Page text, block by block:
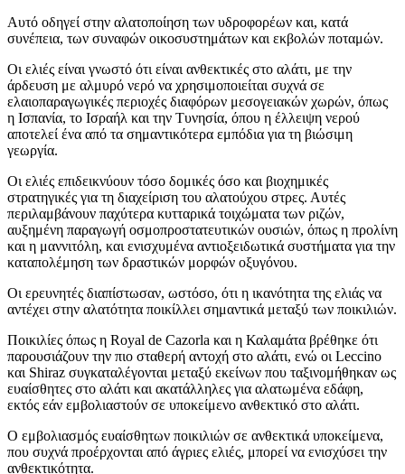
Αυτό οδηγεί στην αλατοποίηση των υδροφορέων και, κατά
συνέπεια, των συναφών οικοσυστημάτων και εκβολών ποταμών.
Οι ελιές είναι γνωστό ότι είναι ανθεκτικές στο αλάτι, με την
άρδευση με αλμυρό νερό να χρησιμοποιείται συχνά σε
ελαιοπαραγωγικές περιοχές διαφόρων μεσογειακών χωρών, όπως
η Ισπανία, το Ισραήλ και την Τυνησία, όπου η έλλειψη νερού
αποτελεί ένα από τα σημαντικότερα εμπόδια για τη βιώσιμη
γεωργία.
Οι ελιές επιδεικνύουν τόσο δομικές όσο και βιοχημικές
στρατηγικές για τη διαχείριση του αλατούχου στρες. Αυτές
περιλαμβάνουν παχύτερα κυτταρικά τοιχώματα των ριζών,
αυξημένη παραγωγή οσμοπροστατευτικών ουσιών, όπως η προλίνη
και η μαννιτόλη, και ενισχυμένα αντιοξειδωτικά συστήματα για την
καταπολέμηση των δραστικών μορφών οξυγόνου.
Οι ερευνητές διαπίστωσαν, ωστόσο, ότι η ικανότητα της ελιάς να
αντέχει στην αλατότητα ποικίλλει σημαντικά μεταξύ των ποικιλιών.
Ποικιλίες όπως η Royal de Cazorla και η Καλαμάτα βρέθηκε ότι
παρουσιάζουν την πιο σταθερή αντοχή στο αλάτι, ενώ οι Leccino
και Shiraz συγκαταλέγονται μεταξύ εκείνων που ταξινομήθηκαν ως
ευαίσθητες στο αλάτι και ακατάλληλες για αλατωμένα εδάφη,
εκτός εάν εμβολιαστούν σε υποκείμενο ανθεκτικό στο αλάτι.
Ο εμβολιασμός ευαίσθητων ποικιλιών σε ανθεκτικά υποκείμενα,
που συχνά προέρχονται από άγριες ελιές, μπορεί να ενισχύσει την
ανθεκτικότητα.